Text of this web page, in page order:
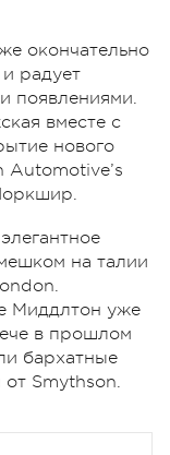
окончательно
радует
появлениями.
вместе с
нового
Automotive’s
на талии
Миддлтон уже
в прошлом
бархатные
Smythson.